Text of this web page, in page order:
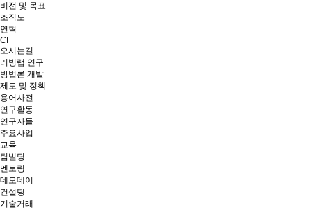
비전 및 목표
조직도
연혁
CI
오시는길
리빙랩 연구
방법론 개발
제도 및 정책
용어사전
연구활동
연구자들
주요사업
교육
팀빌딩
멘토링
데모데이
컨설팅
기술거래